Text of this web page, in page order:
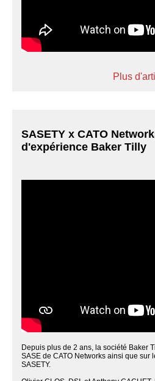
Plus
SASETY x CATO
d'expérience Baker Tilly
Depuis plus de 2 ans, la société Baker
SASE de CATO Networks ainsi que sur
SASETY.